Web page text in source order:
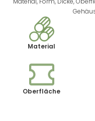
Material
Oberfläche